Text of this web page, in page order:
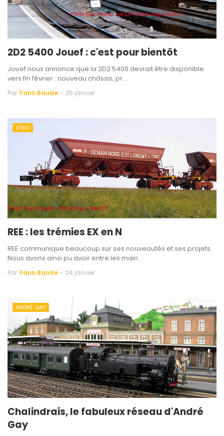
2D2 5400 Jouef : c'est pour bientôt
Jouef nous annonce que la 2D2 5400 devrait être disponible
vers fin février : nouveau châssis, pr…
Par Yann Baude - 25 janvier
1/160
REE : les trémies EX en N
REE communique beaucoup sur ses nouveautés et ses projets.
Nous avons ainsi pu avoir entre les main…
Par Yann Baude - 24 janvier
ANDRÉ GAY
Chalindrais, le fabuleux réseau d'André
Gay